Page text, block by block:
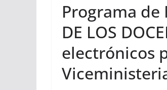
Programa de
DE LOS
electrónicos